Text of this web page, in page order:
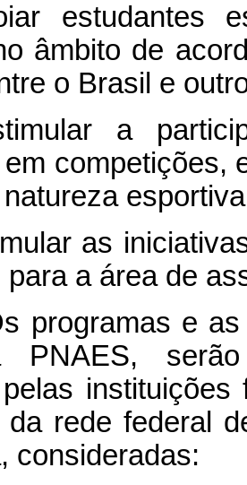
estudantes
âmbito de
o Brasil e
a
competições,
as
a área de
programas e
PNAES,
da rede federal
consideradas: